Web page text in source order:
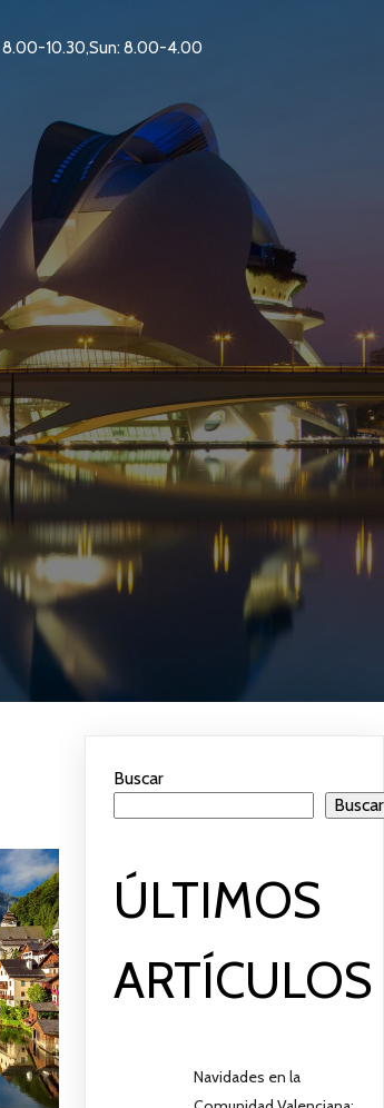
10.30,Sun: 8.00-4.00
Buscar
Buscar
ÚLTIMOS
ARTÍCULOS
Navidades en la